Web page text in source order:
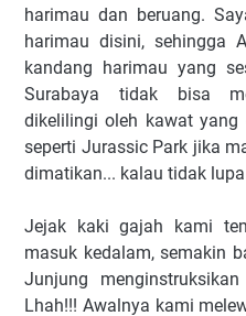
harimau dan beruang.
harimau disini, sehingga
kandang harimau yang
Surabaya tidak bisa
dikelilingi oleh kawat
seperti Jurassic Park jika
dimatikan... kalau tidak lupa
Jejak kaki gajah kami
masuk kedalam, semakin
Junjung
Lhah!!! Awalnya kami